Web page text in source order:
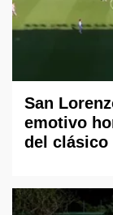
San
emotivo
del clásico